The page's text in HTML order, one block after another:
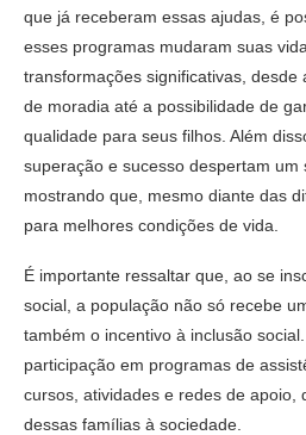
que já receberam essas ajudas, é
esses programas mudaram suas
transformações significativas, desde
de moradia até a possibilidade de
qualidade para seus filhos. Além
superação e sucesso despertam um
mostrando que, mesmo diante das
para melhores condições de vida.
É importante ressaltar que, ao se
social, a população não só recebe
também o incentivo à inclusão
participação em programas de
cursos, atividades e redes de apoio,
dessas famílias à sociedade.